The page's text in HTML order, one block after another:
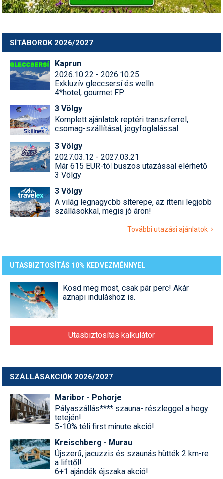
SÍTÁBOROK 2026/2027
Kaprun
2026.10.22 - 2026.10.25
Exkluzív gleccsersí és welln
4*hotel, gourmet FP
3 Völgy
Komplett ajánlatok reptéri transzferrel,
csomag-szállításal, jegyfoglalással.
3 Völgy
2027.03.12 - 2027.03.21
Már 615 EUR-tól buszos utazással elérhető
3 Völgy
3 Völgy
A világ legnagyobb síterepe, az itteni legjobb
szállásokkal, mégis jó áron!
További utazási ajánlatok
UTASBIZTOSÍTÁS 10% KEDVEZMÉNNYEL
Kösd meg most, csak pár perc! Akár
aznapi induláshoz is.
Utasbiztosítás kalkulátor
SZÁLLÁSAKCIÓK 2026/2027
Maribor - Pohorje
Pályaszállás**** szauna- részleggel a hegy
tetején!
5-10% téli first minute akció!
Kreischberg - Murau
Újszerű, jacuzzis és szaunás hütték 2 km-re
a lifttől!
6+1 ajándék éjszaka akció!